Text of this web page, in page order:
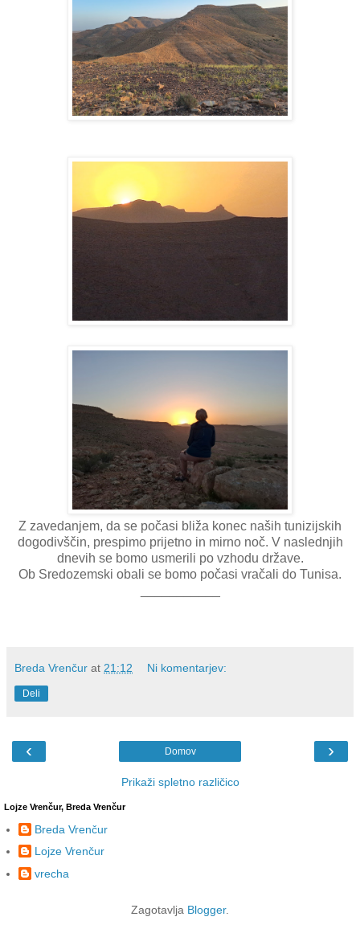
Z zavedanjem, da se počasi bliža konec naših tunizijskih
dogodivščin, prespimo prijetno in mirno noč. V naslednjih
dnevih se bomo usmerili po vzhodu države.
Ob Sredozemski obali se bomo počasi vračali do Tunisa.
Breda Vrenčur at 21:12 Ni komentarjev:
Deli
‹ ›
Domov
Prikaži spletno različico
Lojze Vrenčur, Breda Vrenčur
Breda Vrenčur
Lojze Vrenčur
vrecha
Zagotavlja Blogger.